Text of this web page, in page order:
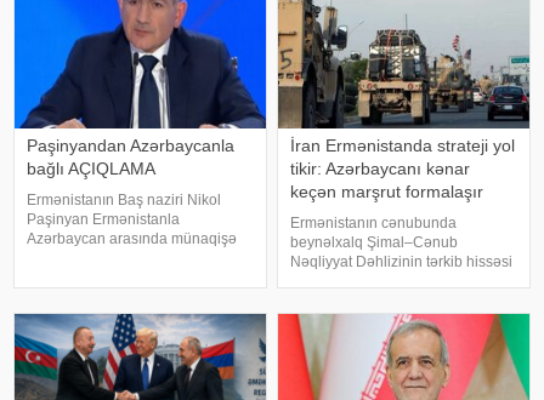
Paşinyandan Azərbaycanla
bağlı AÇIQLAMA
Ermənistanın Baş naziri Nikol
Paşinyan Ermənistanla
Azərbaycan arasında münaqişə
avqustun 8-də Vaşinqtonda
keçirilmi
İran Ermənistanda strateji yol
tikir: Azərbaycanı kənar
keçən marşrut formalaşır
Ermənistanın cənubunda
beynəlxalq Şimal–Cənub
Nəqliyyat Dəhlizinin tərkib hissəsi
tikintisi davam edir.
KONKRET.azbakupost-a
istinadən xəbər verir ki, bu barəd